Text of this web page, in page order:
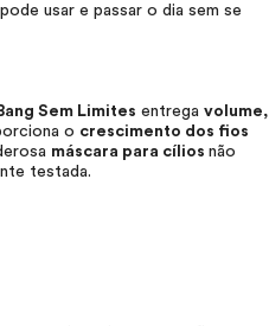
usar e passar o dia sem se
Sem Limites entrega volume,
o crescimento dos fios
máscara para cílios não
testada.